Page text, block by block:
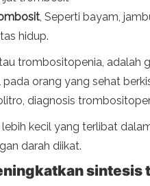
, Seperti bayam,
hidup.
trombositopenia, adalah
orang yang sehat
diagnosis
kecil yang terlibat
darah diikat.
sintesis